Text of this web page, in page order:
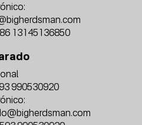
13145136850
990530920